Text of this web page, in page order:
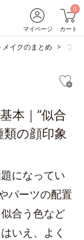
マイページ
0
カート
メイクのまとめ フェ
本｜“似合
類の顔印象
になってい
パーツの配置
合う色など
いえ、よく